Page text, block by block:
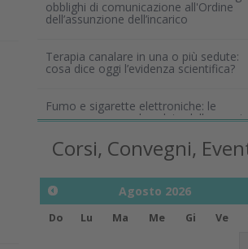
obblighi di comunicazione all'Ordine
dell’assunzione dell’incarico
Terapia canalare in una o più sedute:
cosa dice oggi l’evidenza scientifica?
Fumo e sigarette elettroniche: le
conseguenze per la salute delle
Corsi, Convegni,
Agosto 2026
Do Lu Ma Me Gi Ve